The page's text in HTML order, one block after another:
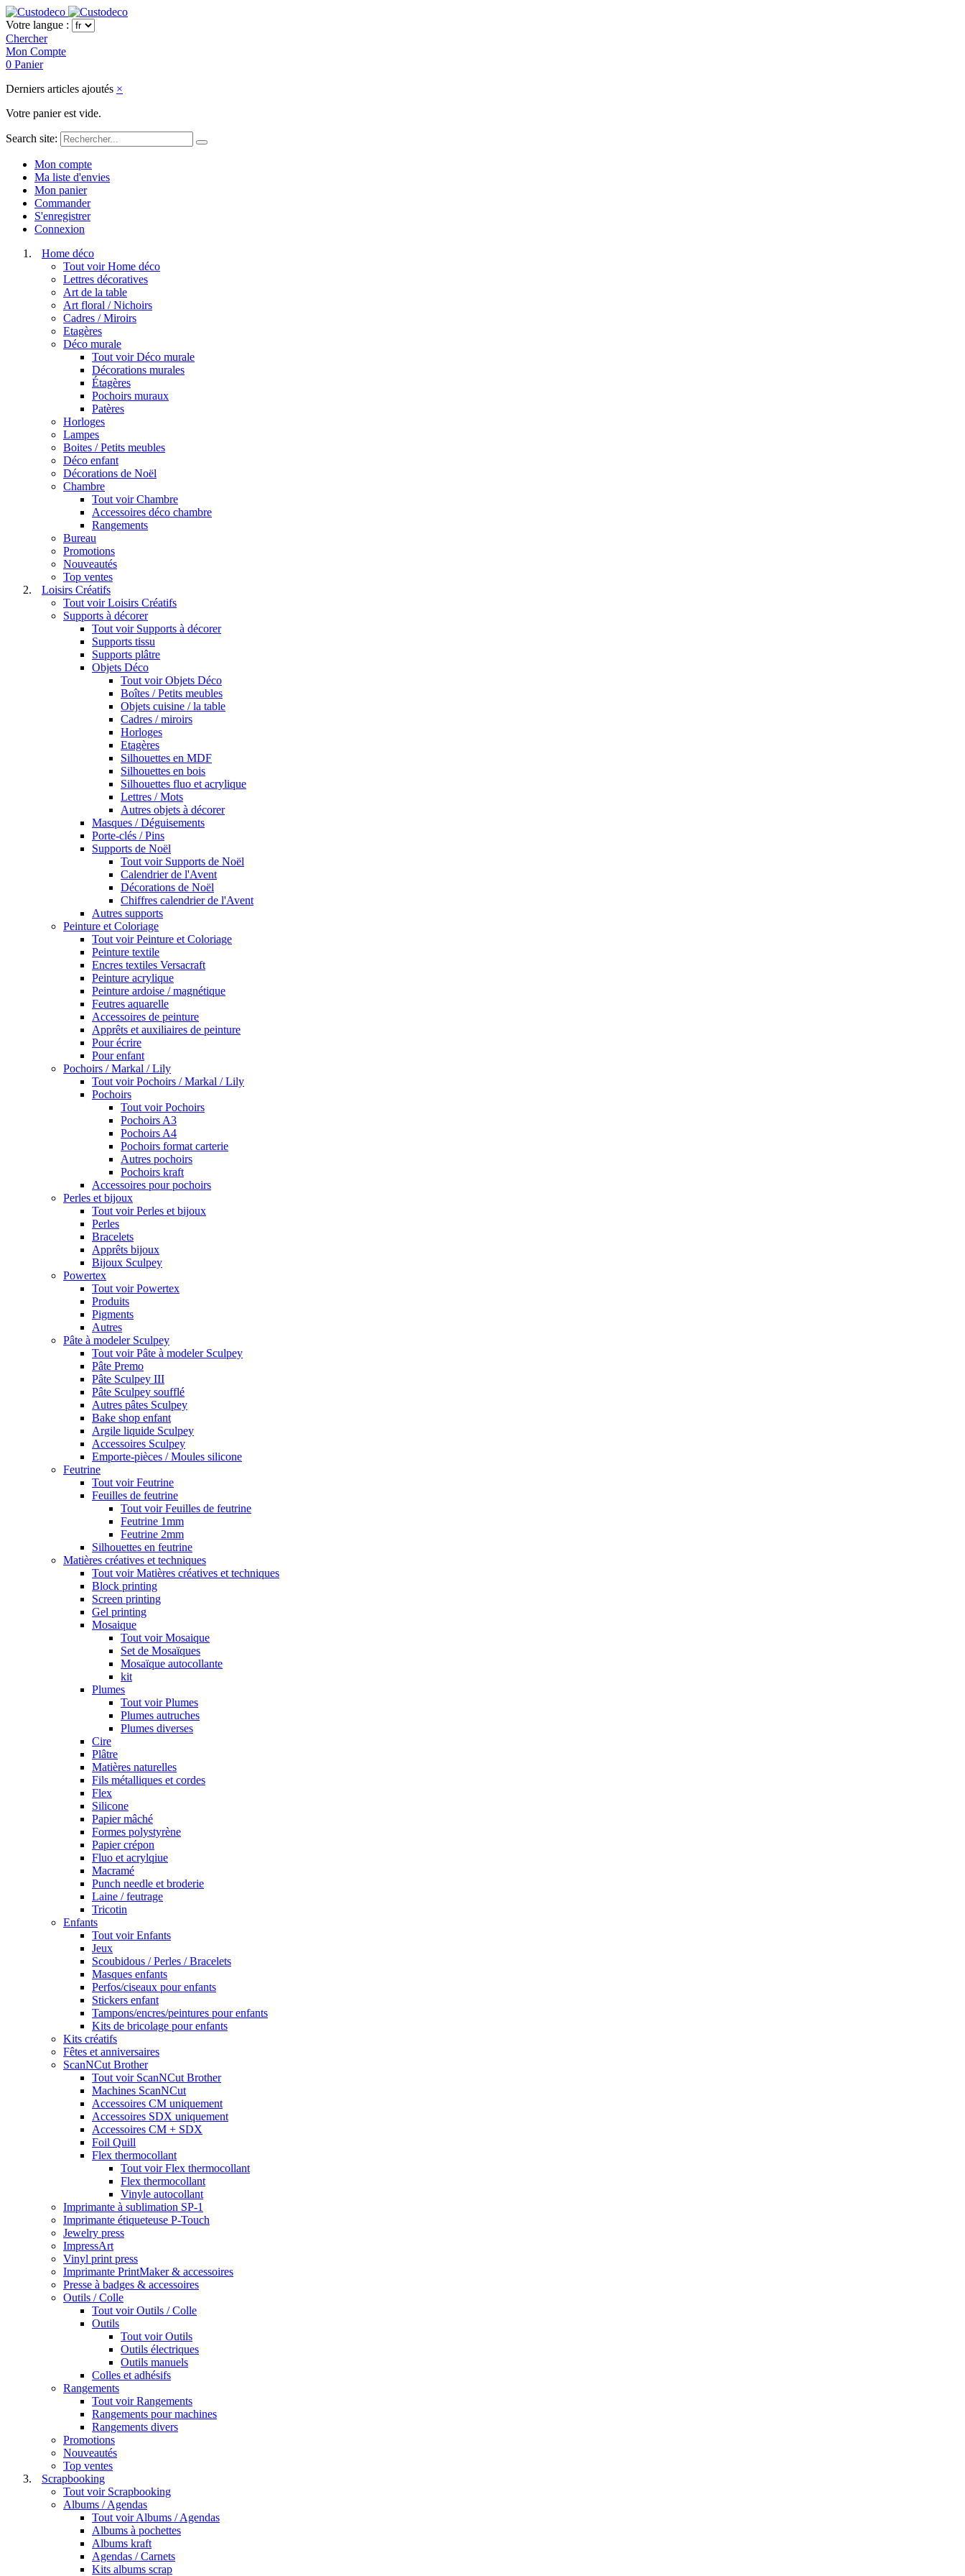
Votre langue :
Chercher
Mon Compte
0 Panier
Derniers articles ajoutés ×
Votre panier est vide.
Search site:
Mon compte
Ma liste d'envies
Mon panier
Commander
S'enregistrer
Connexion
Home déco
Tout voir Home déco
Lettres décoratives
Art de la table
Art floral / Nichoirs
Cadres / Miroirs
Etagères
Déco murale
Tout voir Déco murale
Décorations murales
Étagères
Pochoirs muraux
Patères
Horloges
Lampes
Boites / Petits meubles
Déco enfant
Décorations de Noël
Chambre
Tout voir Chambre
Accessoires déco chambre
Rangements
Bureau
Promotions
Nouveautés
Top ventes
Loisirs Créatifs
Tout voir Loisirs Créatifs
Supports à décorer
Tout voir Supports à décorer
Supports tissu
Supports plâtre
Objets Déco
Tout voir Objets Déco
Boîtes / Petits meubles
Objets cuisine / la table
Cadres / miroirs
Horloges
Etagères
Silhouettes en MDF
Silhouettes en bois
Silhouettes fluo et acrylique
Lettres / Mots
Autres objets à décorer
Masques / Déguisements
Porte-clés / Pins
Supports de Noël
Tout voir Supports de Noël
Calendrier de l'Avent
Décorations de Noël
Chiffres calendrier de l'Avent
Autres supports
Peinture et Coloriage
Tout voir Peinture et Coloriage
Peinture textile
Encres textiles Versacraft
Peinture acrylique
Peinture ardoise / magnétique
Feutres aquarelle
Accessoires de peinture
Apprêts et auxiliaires de peinture
Pour écrire
Pour enfant
Pochoirs / Markal / Lily
Tout voir Pochoirs / Markal / Lily
Pochoirs
Tout voir Pochoirs
Pochoirs A3
Pochoirs A4
Pochoirs format carterie
Autres pochoirs
Pochoirs kraft
Accessoires pour pochoirs
Perles et bijoux
Tout voir Perles et bijoux
Perles
Bracelets
Apprêts bijoux
Bijoux Sculpey
Powertex
Tout voir Powertex
Produits
Pigments
Autres
Pâte à modeler Sculpey
Tout voir Pâte à modeler Sculpey
Pâte Premo
Pâte Sculpey III
Pâte Sculpey soufflé
Autres pâtes Sculpey
Bake shop enfant
Argile liquide Sculpey
Accessoires Sculpey
Emporte-pièces / Moules silicone
Feutrine
Tout voir Feutrine
Feuilles de feutrine
Tout voir Feuilles de feutrine
Feutrine 1mm
Feutrine 2mm
Silhouettes en feutrine
Matières créatives et techniques
Tout voir Matières créatives et techniques
Block printing
Screen printing
Gel printing
Mosaique
Tout voir Mosaique
Set de Mosaïques
Mosaïque autocollante
kit
Plumes
Tout voir Plumes
Plumes autruches
Plumes diverses
Cire
Plâtre
Matières naturelles
Fils métalliques et cordes
Flex
Silicone
Papier mâché
Formes polystyrène
Papier crépon
Fluo et acrylqiue
Macramé
Punch needle et broderie
Laine / feutrage
Tricotin
Enfants
Tout voir Enfants
Jeux
Scoubidous / Perles / Bracelets
Masques enfants
Perfos/ciseaux pour enfants
Stickers enfant
Tampons/encres/peintures pour enfants
Kits de bricolage pour enfants
Kits créatifs
Fêtes et anniversaires
ScanNCut Brother
Tout voir ScanNCut Brother
Machines ScanNCut
Accessoires CM uniquement
Accessoires SDX uniquement
Accessoires CM + SDX
Foil Quill
Flex thermocollant
Tout voir Flex thermocollant
Flex thermocollant
Vinyle autocollant
Imprimante à sublimation SP-1
Imprimante étiqueteuse P-Touch
Jewelry press
ImpressArt
Vinyl print press
Imprimante PrintMaker & accessoires
Presse à badges & accessoires
Outils / Colle
Tout voir Outils / Colle
Outils
Tout voir Outils
Outils électriques
Outils manuels
Colles et adhésifs
Rangements
Tout voir Rangements
Rangements pour machines
Rangements divers
Promotions
Nouveautés
Top ventes
Scrapbooking
Tout voir Scrapbooking
Albums / Agendas
Tout voir Albums / Agendas
Albums à pochettes
Albums kraft
Agendas / Carnets
Kits albums scrap